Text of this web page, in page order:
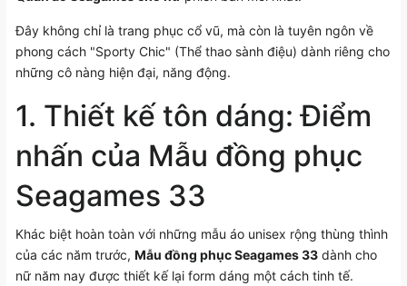
Đây không chỉ là trang phục cổ vũ, mà còn là tuyên ngôn về
phong cách "Sporty Chic" (Thể thao sành điệu) dành riêng cho
những cô nàng hiện đại, năng động.
1. Thiết kế tôn dáng: Điểm
nhấn của Mẫu đồng phục
Seagames 33
Khác biệt hoàn toàn với những mẫu áo unisex rộng thùng thình
của các năm trước, Mẫu đồng phục Seagames 33 dành cho
nữ năm nay được thiết kế lại form dáng một cách tinh tế.